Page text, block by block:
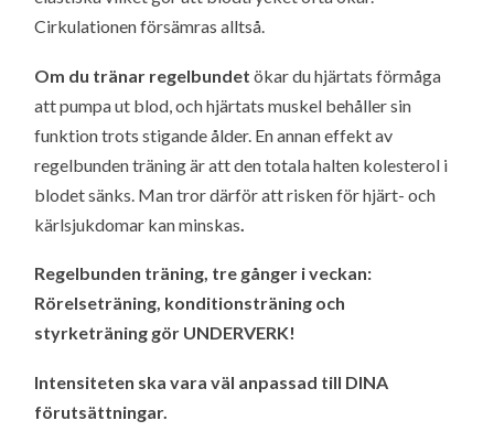
Cirkulationen försämras alltså.
Om du tränar regelbundet ökar du hjärtats förmåga
att pumpa ut blod, och hjärtats muskel behåller sin
funktion trots stigande ålder. En annan effekt av
regelbunden träning är att den totala halten kolesterol i
blodet sänks. Man tror därför att risken för hjärt- och
kärlsjukdomar kan minskas
Regelbunden träning, tre gånger i veckan:
Rörelseträning, konditionsträning och
styrketräning gör UNDERVERK!
Intensiteten ska vara väl anpassad till DINA
förutsättningar.